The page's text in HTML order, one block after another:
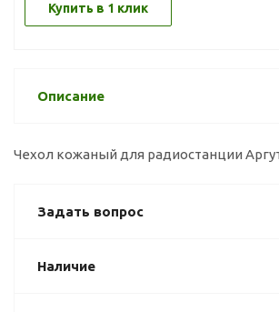
Купить в 1 клик
Описание
Чехол кожаный для радиостанции
Задать вопрос
Наличие